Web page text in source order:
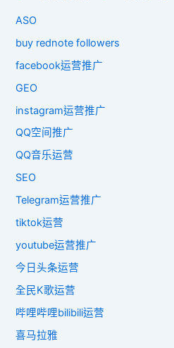
ASO
buy rednote followers
facebook运营推广
GEO
instagram运营推广
QQ空间推广
QQ音乐运营
SEO
Telegram运营推广
tiktok运营
youtube运营推广
今日头条运营
全民K歌运营
哔哩哔哩bilibili运营
喜马拉雅